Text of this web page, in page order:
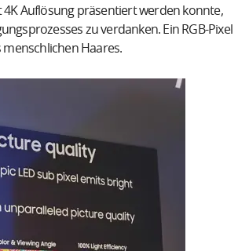
Auflösung präsentiert werden konnte,
zu verdanken. Ein RGB-Pixel
menschlichen Haares.